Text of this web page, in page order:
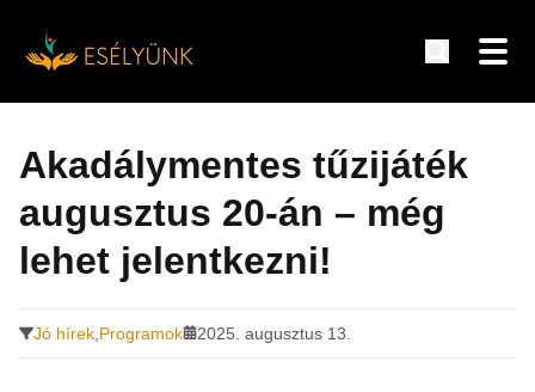
tartalomra
Akadálymentes tűzijáték
augusztus 20-án – még
lehet jelentkezni!
Jó hírek Programok 2025. augusztus 13.